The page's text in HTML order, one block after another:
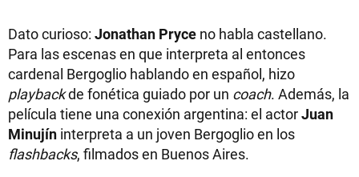
Dato curioso: Jonathan Pryce no habla castellano.
Para las escenas en que interpreta al entonces
cardenal Bergoglio hablando en español, hizo
playbackde fonética guiado por un coach. Además, la
película tiene una conexión argentina: el actorJuan
Minujín interpreta a un joven Bergoglio en los
flashbacks, filmados en Buenos Aires.